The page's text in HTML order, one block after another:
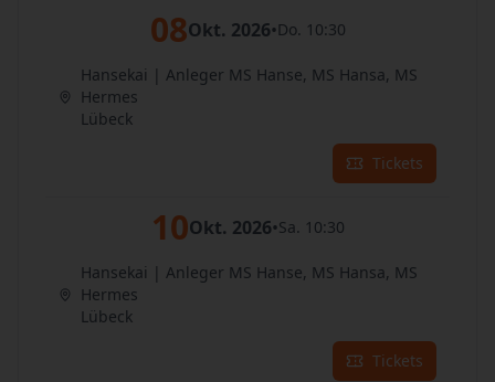
08Okt. 2026•Do. 10:30
Hansekai | Anleger MS Hanse, MS Hansa, MS
Hermes
Lübeck
Tickets
10Okt. 2026•Sa. 10:30
Hansekai | Anleger MS Hanse, MS Hansa, MS
Hermes
Lübeck
Tickets